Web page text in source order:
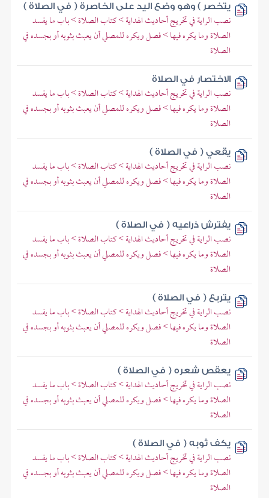
يتخصر ) وهو وضع اليد على الخاصرة ( في الصلاة )
نصب الراية في تخريج أحاديث الهداية > كتاب الصلاة > باب ما يفسد
الصلاة وما يكره فيها > فصل ويكره للمصلي أن يعبث بثوبه أو بجسده في
الصلاة
الاختصار في الصلاة
نصب الراية في تخريج أحاديث الهداية > كتاب الصلاة > باب ما يفسد
الصلاة وما يكره فيها > فصل ويكره للمصلي أن يعبث بثوبه أو بجسده في
الصلاة
يقعي ( في الصلاة )
نصب الراية في تخريج أحاديث الهداية > كتاب الصلاة > باب ما يفسد
الصلاة وما يكره فيها > فصل ويكره للمصلي أن يعبث بثوبه أو بجسده في
الصلاة
يفترش ذراعيه ( في الصلاة )
نصب الراية في تخريج أحاديث الهداية > كتاب الصلاة > باب ما يفسد
الصلاة وما يكره فيها > فصل ويكره للمصلي أن يعبث بثوبه أو بجسده في
الصلاة
يتربع ( في الصلاة )
نصب الراية في تخريج أحاديث الهداية > كتاب الصلاة > باب ما يفسد
الصلاة وما يكره فيها > فصل ويكره للمصلي أن يعبث بثوبه أو بجسده في
الصلاة
يعقص شعره ( في الصلاة )
نصب الراية في تخريج أحاديث الهداية > كتاب الصلاة > باب ما يفسد
الصلاة وما يكره فيها > فصل ويكره للمصلي أن يعبث بثوبه أو بجسده في
الصلاة
يكف ثوبه ( في الصلاة )
نصب الراية في تخريج أحاديث الهداية > كتاب الصلاة > باب ما يفسد
الصلاة وما يكره فيها > فصل ويكره للمصلي أن يعبث بثوبه أو بجسده في
الصلاة